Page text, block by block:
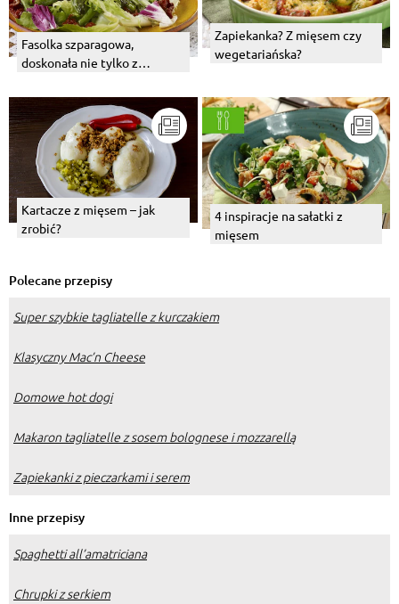
Fasolka szparagowa,
doskonała nie tylko z
Zapiekanka? Z mięsem czy
wegetariańska?
Kartacze z mięsem – jak
zrobić?
4 inspiracje na sałatki z
mięsem
Polecane przepisy
Super szybkie tagliatelle z kurczakiem
Klasyczny Mac’n Cheese
Domowe hot dogi
Makaron tagliatelle z sosem bolognese i mozzarellą
Zapiekanki z pieczarkami i serem
Inne przepisy
Spaghetti all’amatriciana
Chrupki z serkiem